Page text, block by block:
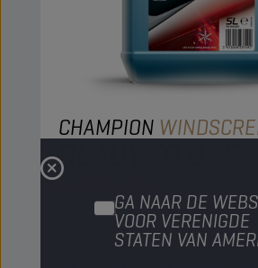
GA NAAR DE
VOOR VERENIGDE
STATEN VAN
CHAMPION
READY TO USE
Een verdunde, krachtige,
ruitensproeiervloeistof die